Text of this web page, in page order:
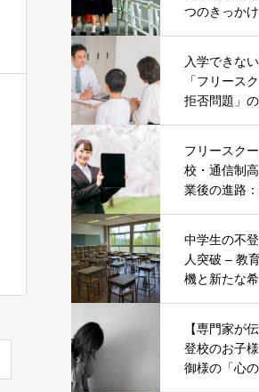
つのきっかけ
入学できな
「フリース
拒否問題」の
フリースク
校・通信制
業後の進路：
中学生の不
人突破 – 教
機と新たな
【専門家が
登校のお子
御様の「心の